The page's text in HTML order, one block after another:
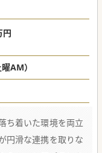
円
AM）
ち着いた環境を両立
円滑な連携を取りな